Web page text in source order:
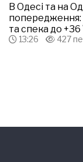
В Одесі та на
попередження:
та спека до +36
13:26 427